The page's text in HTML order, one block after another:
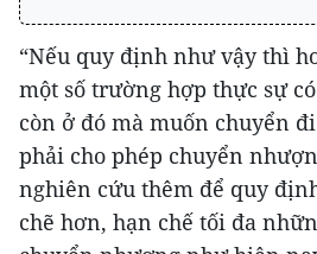
“Nếu quy định như vậy thì
một số trường hợp thực sự
còn ở đó mà muốn chuyển
phải cho phép chuyển
nghiên cứu thêm để quy
chẽ hơn, hạn chế tối đa